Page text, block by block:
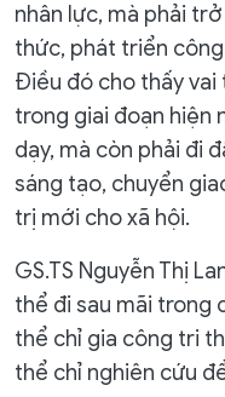
nhân lực, mà phải
thức, phát triển
Điều đó cho thấy
trong giai đoạn hiện
dạy, mà còn phải đi
sáng tạo, chuyển
trị mới cho xã hội.
GS.TS Nguyễn Thị
thể đi sau mãi trong
thể chỉ gia công tri
thể chỉ nghiên cứu